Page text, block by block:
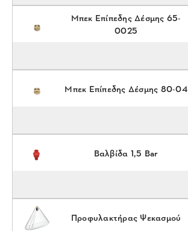
Μπεκ Επίπεδης Δέσμης 65-
0025
Μπεκ Επίπεδης Δέσμης 80-04
Βαλβίδα 1,5 Bar
Προφυλακτήρας Ψεκασμού